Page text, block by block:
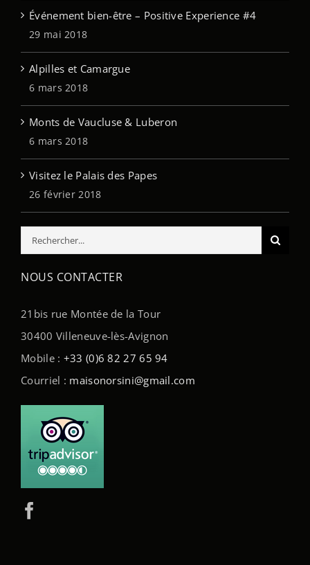
Événement bien-être – Positive Experience #4
29 mai 2018
Alpilles et Camargue
6 mars 2018
Monts de Vaucluse & Luberon
6 mars 2018
Visitez le Palais des Papes
26 février 2018
Rechercher:
NOUS CONTACTER
21bis rue Montée de la Tour
30400 Villeneuve-lès-Avignon
Mobile : +33 (0)6 82 27 65 94
Courriel : maisonorsini@gmail.com